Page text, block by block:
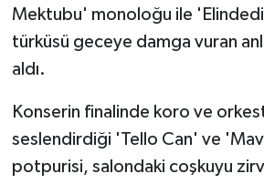
Mektubu' monoloğu ile
türküsü geceye damga vuran
aldı.
Konserin finalinde koro ve
seslendirdiği 'Tello Can' ve
potpurisi, salondaki coşkuyu